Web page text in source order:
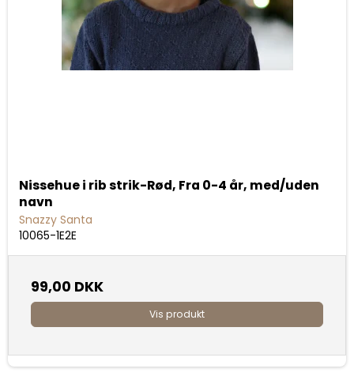
Nissehue i rib strik-Rød, Fra 0-4 år, med/uden
navn
Snazzy Santa
10065-1E2E
99,00 DKK
Vis produkt